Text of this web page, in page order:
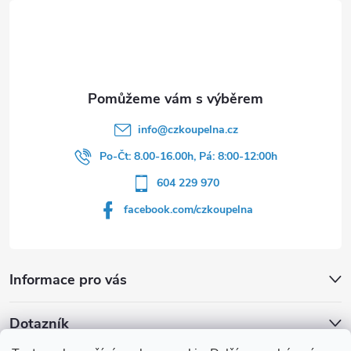
Informace pro vás
info@czkoupelna.cz
Po-Čt: 8.00-16.00h, Pá: 8:00-12:00h
604 229 970
facebook.com/czkoupelna
Dotazník